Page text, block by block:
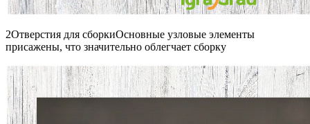
2Отверстия для сборкиОсновные узловые элементы
присажены, что значительно облегчает сборку